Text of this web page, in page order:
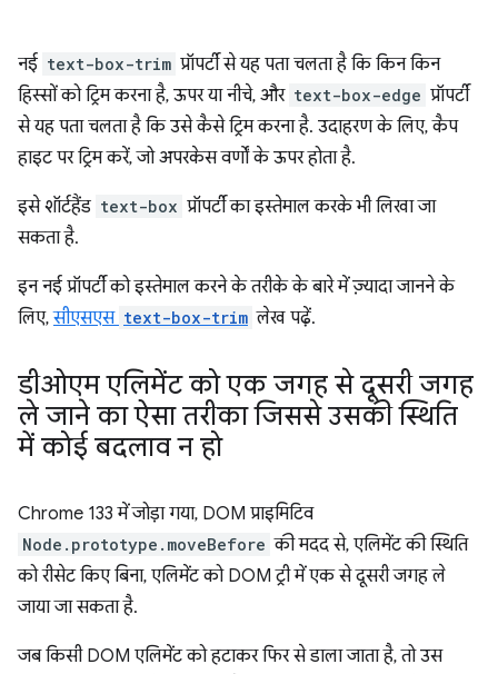
नई text-box-trim प्रॉपर्टी से यह पता चलता है कि किन किन
हिस्सों को ट्रिम करना है, ऊपर या नीचे, और text-box-edge प्रॉपर्टी
से यह पता चलता है कि उसे कैसे ट्रिम करना है. उदाहरण के लिए, कैप
हाइट पर ट्रिम करें, जो अपरकेस वर्णों के ऊपर होता है.
इसे शॉर्टहैंड text-box प्रॉपर्टी का इस्तेमाल करके भी लिखा जा
सकता है.
इन नई प्रॉपर्टी को इस्तेमाल करने के तरीके के बारे में ज़्यादा जानने के
लिए,सीएसएस text-box-trim लेख पढ़ें.
डीओएम एलिमेंट को एक जगह से दूसरी जगह
ले जाने का ऐसा तरीका जिससे उसकी स्थिति
में कोई बदलाव न हो
Chrome 133 में जोड़ा गया, DOM प्राइमिटिव
Node.prototype.moveBefore की मदद से, एलिमेंट की स्थिति
को रीसेट किए बिना, एलिमेंट को DOM ट्री में एक से दूसरी जगह ले
जाया जा सकता है.
जब किसी DOM एलिमेंट को हटाकर फिर से डाला जाता है, तो उस